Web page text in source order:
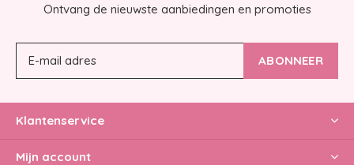
Ontvang de nieuwste aanbiedingen en promoties
ABONNEER
Klantenservice
Mijn account